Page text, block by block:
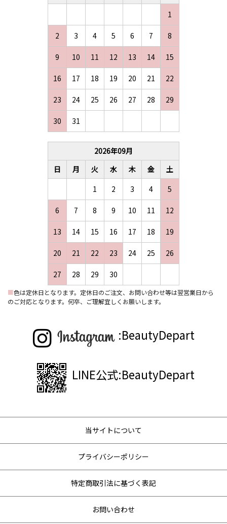
1
2 3 4 5 6 7 8
9 10 11 12 13 14 15
16 17 18 19 20 21 22
23 24 25 26 27 28 29
30 31
2026年09月
日
月 火 水 木 金
土
1
2 3 4 5
6 7 8 9 10 11 12
13 14 15 16 17 18 19
20 21 22 23 24 25 26
27 28 29 30
■色は定休日となります。定休日のご注文、お問い合わせ等は翌営業日から
のご対応となります。何卒、ご理解宜しくお願いします。
:BeautyDepart
LINE公式:BeautyDepart
当サイトについて
プライバシーポリシー
特定商取引法に基づく表記
お問い合わせ